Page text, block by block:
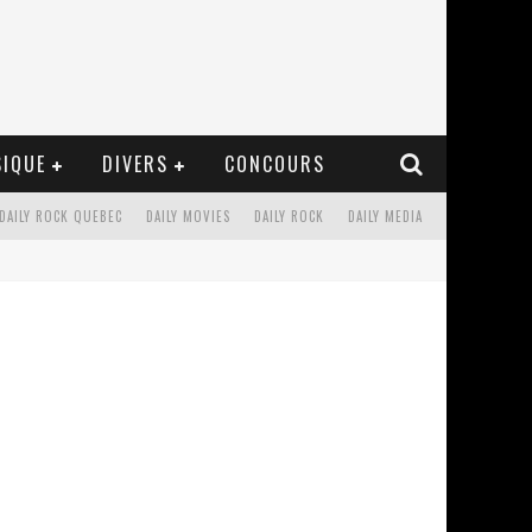
DIVERS CONCOURS
DAILY MEDIA
DAILY ROCK
DAILY MOVIES
DAILY ROCK QUEBEC